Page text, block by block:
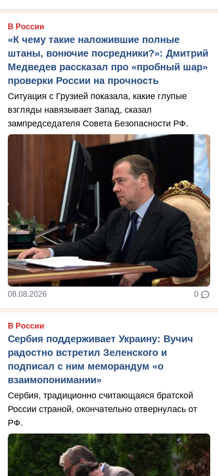
В России
«К чему такие наложившие полные
штаны, вонючие посредники?»: Дмитрий
Медведев рассказал про «пробный шар»
проверки России на прочность
Ситуация с Грузией показала, какие глупые
взгляды навязывает Запад, сказал
зампредседателя Совета Безопасности РФ.
08.08.2026 0
В России
Сербия поддерживает Украину: Вучич
радостно встретил Зеленского и
подписал с ним меморандум «о
взаимопонимании»
Сербия, традиционно считающаяся братской
России страной, окончательно отвернулась от
РФ.